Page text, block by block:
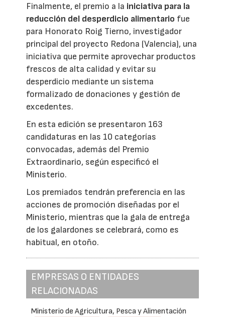
Finalmente, el premio a la iniciativa para la
reducción del desperdicio alimentario fue
para Honorato Roig Tierno, investigador
principal del proyecto Redona (Valencia), una
iniciativa que permite aprovechar productos
frescos de alta calidad y evitar su
desperdicio mediante un sistema
formalizado de donaciones y gestión de
excedentes.
En esta edición se presentaron 163
candidaturas en las 10 categorías
convocadas, además del Premio
Extraordinario, según especificó el
Ministerio.
Los premiados tendrán preferencia en las
acciones de promoción diseñadas por el
Ministerio, mientras que la gala de entrega
de los galardones se celebrará, como es
habitual, en otoño.
EMPRESAS O ENTIDADES
RELACIONADAS
Ministerio de Agricultura, Pesca y Alimentación